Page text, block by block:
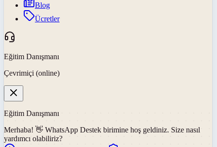
Blog
Ücretler
Eğitim Danışmanı
Çevrimiçi (online)
Eğitim Danışmanı
Merhaba! 👋 WhatsApp Destek birimine hoş geldiniz. Size nasıl
yardımcı olabiliriz?